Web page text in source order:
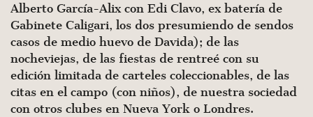
Alberto García-Alix con Edi Clavo, ex batería de
Gabinete Caligari, los dos presumiendo de sendos
casos de medio huevo de Davida); de las
nocheviejas, de las fiestas de rentreé con su
edición limitada de carteles coleccionables, de las
citas en el campo (con niños), de nuestra sociedad
con otros clubes en Nueva York o Londres.